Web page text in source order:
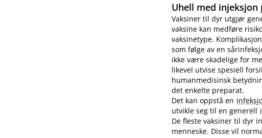
Uhell med injeksjon
Vaksiner til dyr utgjør
vaksine kan medføre
vaksinetype.
som følge av en
ikke være skadelige for
likevel utvise spesiell
humanmedisinsk
det enkelte preparat.
Det kan oppstå en
utvikle seg til en generell
De fleste vaksiner til dyr
menneske. Disse vil